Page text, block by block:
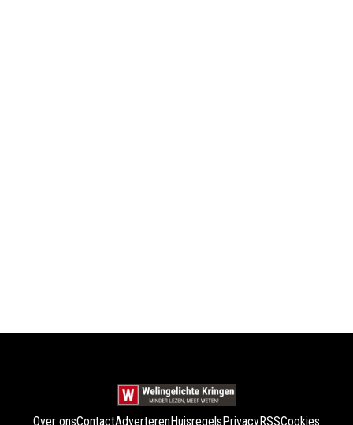
Over onsContactAdverterenHuisregelsPrivacyRSSCookies